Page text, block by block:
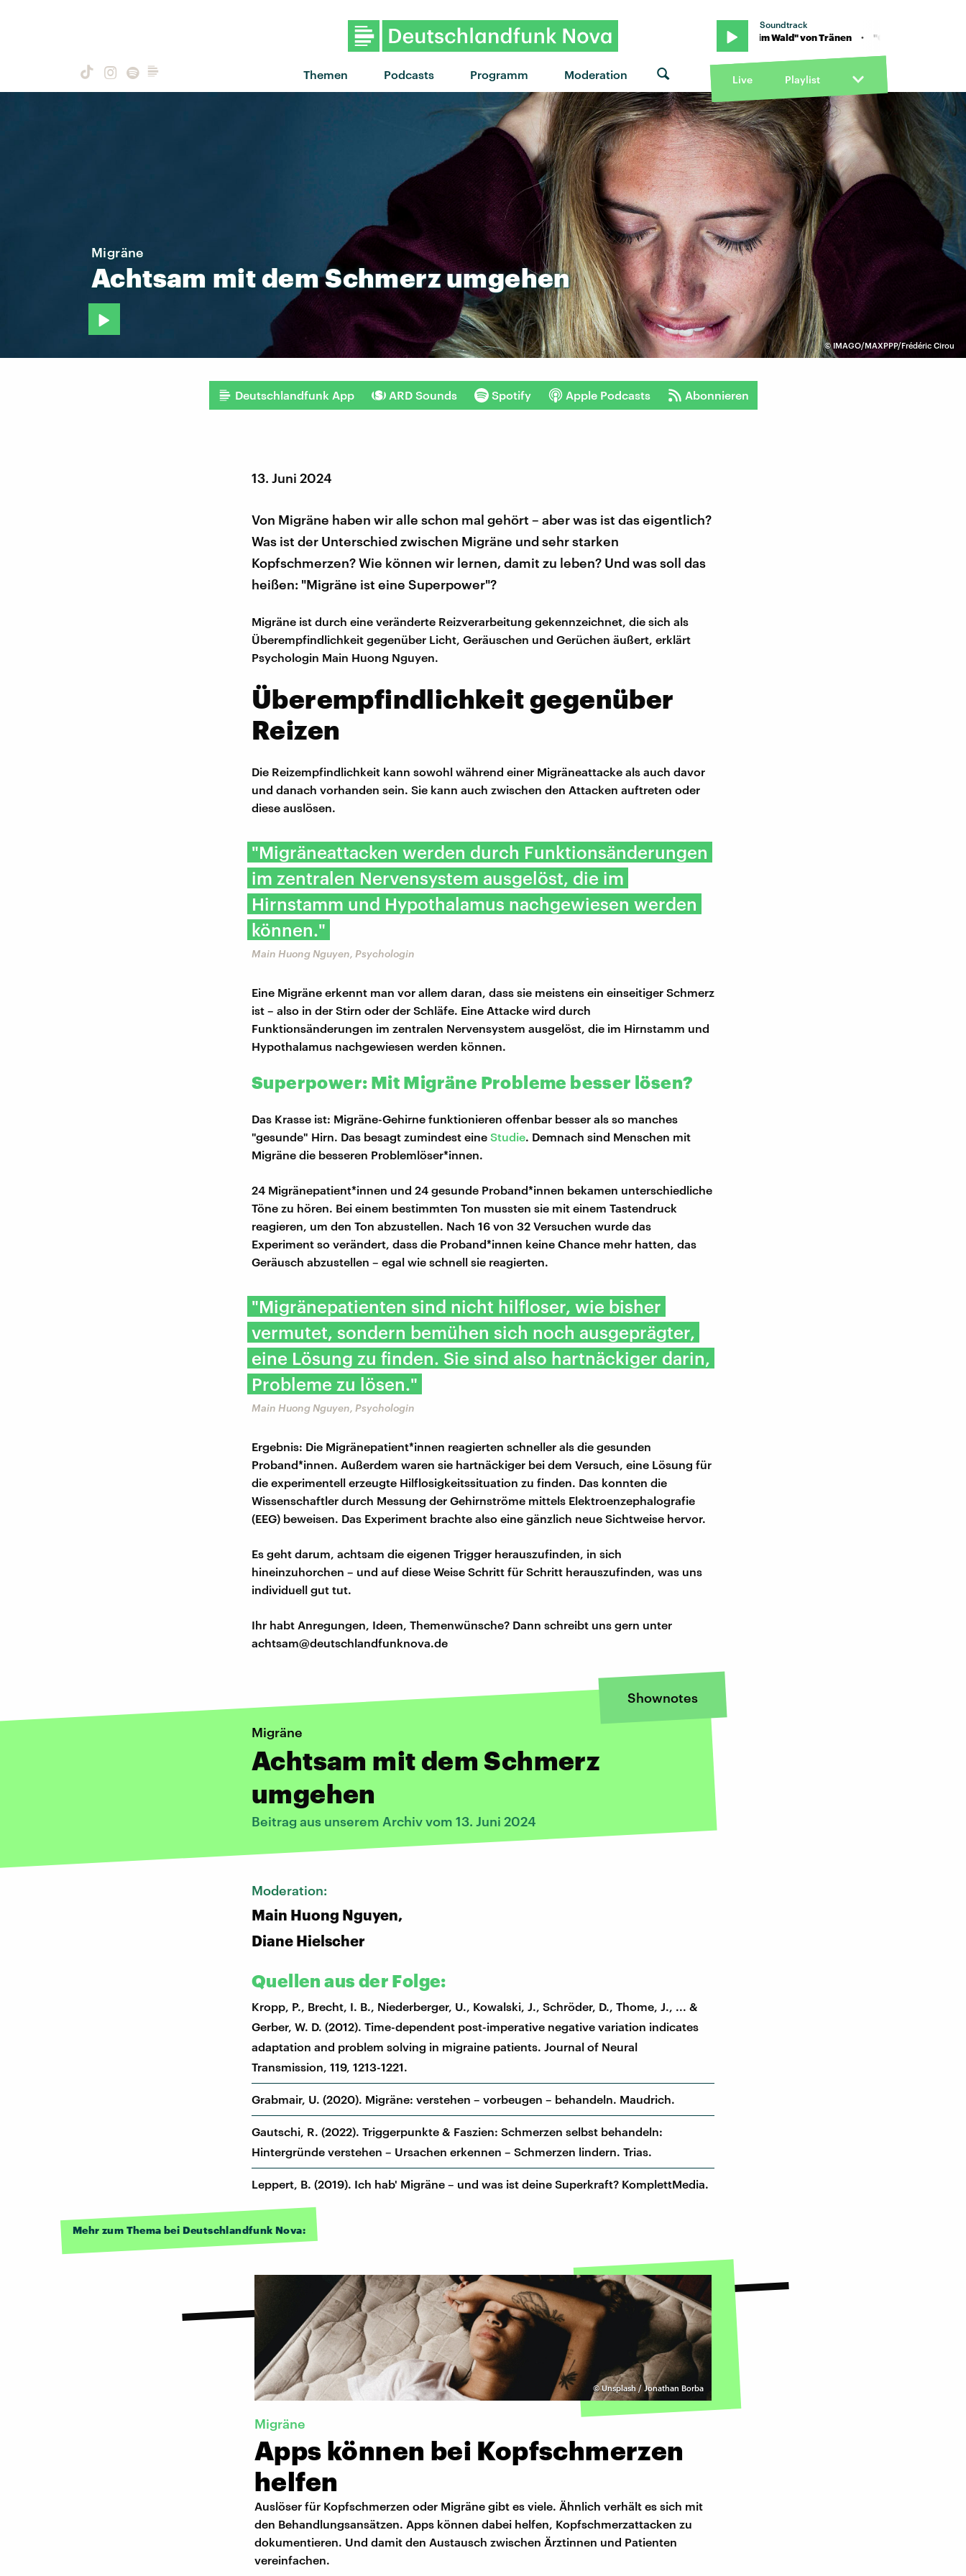
Themen Podcasts Programm Moderation
Soundtrack
"Chrom im Wald" von Tränen · "Chrom im Wald" von Tränen · "Chrom im Wald" von Tränen
Live Playlist
©IMAGO/MAXPPP/Frédéric Cirou
Migräne
Achtsam mitdemSchmerzumgehen
Deutschlandfunk App ARD Sounds Spotify Apple Podcasts Abonnieren
13. Juni 2024
Von Migräne haben wir alle schon mal gehört – aber was ist das eigentlich?
Was ist der Unterschied zwischen Migräne und sehr starken
Kopfschmerzen? Wie können wir lernen, damit zu leben? Und was soll das
heißen: "Migräne ist eine Superpower"?
Migräne ist durch eine veränderte Reizverarbeitung gekennzeichnet, die sich als
Überempfindlichkeit gegenüber Licht, Geräuschen und Gerüchen äußert, erklärt
Psychologin Main Huong Nguyen.
Überempfindlichkeit gegenüber
Reizen
Die Reizempfindlichkeit kann sowohl während einer Migräneattacke als auch davor
und danach vorhanden sein. Sie kann auch zwischen den Attacken auftreten oder
diese auslösen.
"Migräneattacken werden durch Funktionsänderungen
im zentralen Nervensystem ausgelöst, die im
Hirnstamm und Hypothalamus nachgewiesen werden
können."
Main Huong Nguyen, Psychologin
Eine Migräne erkennt man vor allem daran, dass sie meistens ein einseitiger Schmerz
ist – also in der Stirn oder der Schläfe. Eine Attacke wird durch
Funktionsänderungen im zentralen Nervensystem ausgelöst, die im Hirnstamm und
Hypothalamus nachgewiesen werden können.
Superpower: Mit Migräne Probleme besser lösen?
Das Krasse ist: Migräne-Gehirne funktionieren offenbar besser als so manches
"gesunde" Hirn. Das besagt zumindest eine Studie. Demnach sind Menschen mit
Migräne die besseren Problemlöser*innen.
24 Migränepatient*innen und 24 gesunde Proband*innen bekamen unterschiedliche
Töne zu hören. Bei einem bestimmten Ton mussten sie mit einem Tastendruck
reagieren, um den Ton abzustellen. Nach 16 von 32 Versuchen wurde das
Experiment so verändert, dass die Proband*innen keine Chance mehr hatten, das
Geräusch abzustellen – egal wie schnell sie reagierten.
"Migränepatienten sind nicht hilfloser, wie bisher
vermutet, sondern bemühen sich noch ausgeprägter,
eine Lösung zu finden. Sie sind also hartnäckiger darin,
Probleme zu lösen."
Main Huong Nguyen, Psychologin
Ergebnis: Die Migränepatient*innen reagierten schneller als die gesunden
Proband*innen. Außerdem waren sie hartnäckiger bei dem Versuch, eine Lösung für
die experimentell erzeugte Hilflosigkeitssituation zu finden. Das konnten die
Wissenschaftler durch Messung der Gehirnströme mittels Elektroenzephalografie
(EEG) beweisen. Das Experiment brachte also eine gänzlich neue Sichtweise hervor.
Es geht darum, achtsam die eigenen Trigger herauszufinden, in sich
hineinzuhorchen – und auf diese Weise Schritt für Schritt herauszufinden, was uns
individuell gut tut.
Ihr habt Anregungen, Ideen, Themenwünsche? Dann schreibt uns gern unter
achtsam@deutschlandfunknova.de
Shownotes
Migräne
Achtsam mit dem Schmerz
umgehen
Beitrag aus unserem Archiv vom 13. Juni 2024
Moderation:
Main Huong Nguyen,
Diane Hielscher
Quellen aus der Folge:
Kropp, P., Brecht, I. B., Niederberger, U., Kowalski, J., Schröder, D., Thome, J., ... &
Gerber, W. D. (2012). Time-dependent post-imperative negative variation indicates
adaptation and problem solving in migraine patients. Journal of Neural
Transmission, 119, 1213-1221.
Grabmair, U. (2020). Migräne: verstehen – vorbeugen – behandeln. Maudrich.
Gautschi, R. (2022). Triggerpunkte & Faszien: Schmerzen selbst behandeln:
Hintergründe verstehen – Ursachen erkennen – Schmerzen lindern. Trias.
Leppert, B. (2019). Ich hab' Migräne – und was ist deine Superkraft? KomplettMedia.
Mehr zum Thema bei Deutschlandfunk Nova:
©Unsplash / Jonathan Borba
Migräne
Apps können bei Kopfschmerzen
helfen
Auslöser für Kopfschmerzen oder Migräne gibt es viele. Ähnlich verhält es sich mit
den Behandlungsansätzen. Apps können dabei helfen, Kopfschmerzattacken zu
dokumentieren. Und damit den Austausch zwischen Ärztinnen und Patienten
vereinfachen.